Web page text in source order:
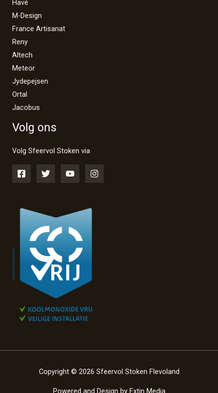
Havé
M-Design
France Artisanat
Reny
Altech
Meteor
Jydepejsen
Ortal
Jacobus
Volg ons
Volg Sfeervol Stoken via
Copyright © 2026 Sfeervol Stoken Flevoland
Powered and Design by Extin Media